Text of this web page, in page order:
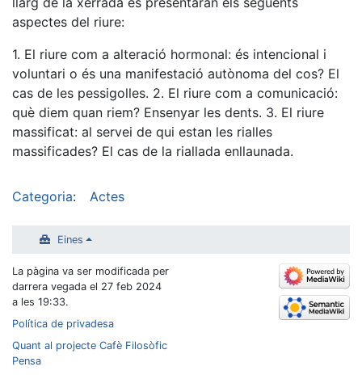
aspectes del riure:
1. El riure com a alteració hormonal: és intencional i
voluntari o és una manifestació autònoma del cos? El
cas de les pessigolles. 2. El riure com a comunicació:
què diem quan riem? Ensenyar les dents. 3. El riure
massificat: al servei de qui estan les rialles
massificades? El cas de la riallada enllaunada.
Categoria: Actes
Eines
La pàgina va ser modificada per
darrera vegada el 27 feb 2024
a les 19:33.
Política de privadesa
Quant al projecte Cafè Filosòfic
Pensa